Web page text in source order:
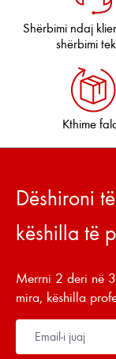
Shërbimi ndaj
shërbimi
Kthime
Dëshironi
këshilla të
Merrni 2 deri në
mira, këshilla